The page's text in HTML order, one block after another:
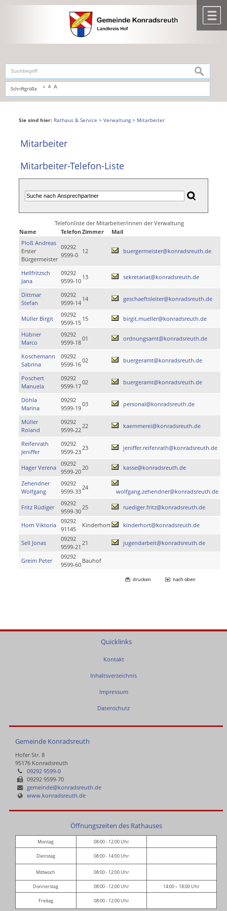
,zur Navigationoderzur Startseitespringen.
Schriftgröße A A A
suchen
Sie sind hier: Rathaus & Service > Verwaltung> Mitarbeiter
Mitarbeiter
Mitarbeiter-Telefon-Liste
Telefonliste der Mitarbeiter/innen der Verwaltung
Name
TelefonZimmer
Mail
Ploß Andreas
Erster
Bürgermeister
09292
9599-0
12 buergermeister@konradsreuth.de
Hellfritzsch
Jana
09292
9599-10
13 sekretariat@konradsreuth.de
Dittmar
Stefan
09292
9599-14
14 geschaeftsleiter@konradsreuth.de
Müller Birgit
09292
9599-15
15 birgit.mueller@konradsreuth.de
Hübner
Marco
09292
9599-18
01 ordnungsamt@konradsreuth.de
Koschemann
Sabrina
09292
9599-16
02 buergeramt@konradsreuth.de
Poschert
Manuela
09292
9599-17
02 buergeramt@konradsreuth.de
Döhla
Marina
09292
9599-19
03 personal@konradsreuth.de
Müller
Roland
09292
9599-22
22 kaemmerei@konradsreuth.de
Reifenrath
Jeniffer
09292
9599-23
23 jeniffer.reifenrath@konradsreuth.de
Hager Verena
09292
9599-20
20 kasse@konradsreuth.de
Zehendner
Wolfgang
09292
9599-33
24
wolfgang.zehendner@konradsreuth.de
Fritz Rüdiger
09292
9599-30
25 ruediger.fritz@konradsreuth.de
Horn Viktoria
09292
91145
Kinderhort kinderhort@konradsreuth.de
Sell Jonas
09292
9599-21
21 jugendarbeit@konradsreuth.de
Greim Peter
09292
9599-60
Bauhof
drucken nach oben
Quicklinks
Kontakt
Inhaltsverzeichnis
Impressum
Datenschutz
Gemeinde Konradsreuth
Hofer Str. 8
95176 Konradsreuth
09292 9599-0
09292 9599-70
gemeinde@konradsreuth.de
www.konradsreuth.de
Öffnungszeiten des Rathauses
Montag 08:00 - 12:00 Uhr
Dienstag 08:00 - 14:00 Uhr
Mittwoch 08:00 - 12:00 Uhr
Donnerstag 08:00 - 12:00 Uhr 14:00 – 18:00 Uhr
Freitag 08:00 - 12:00 Uhr